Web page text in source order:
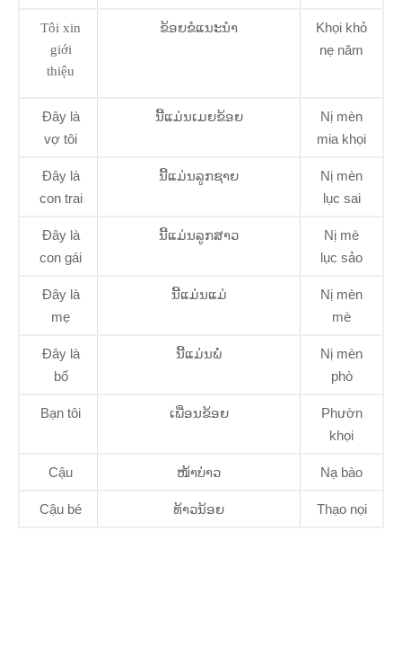
Tôi xin
giới
thiệu
ຂ້ອຍຂໍແນະນຳ
Khọi khỏ
nẹ năm
Đây là
vợ tôi
ນີ້ແມ່ນເມຍຂ້ອຍ
Nị mèn
mia khọi
Đây là
con trai
ນີ້ແມ່ນລູກຊາຍ
Nị mèn
lục sai
Đây là
con gái
ນີ້ແມ່ນລູກສາວ
Nị mè
lục sảo
Đây là
mẹ
ນີ້ແມ່ນແມ່
Nị mèn
mè
Đây là
bố
ນີ້ແມ່ນພໍ່
Nị mèn
phò
Bạn tôi ເພື່ອນຂ້ອຍ
Phườn
khọi
Cậu ໜ້າບ່າວ Nạ bào
Cậu bé ທ້າວນ້ອຍ Thạo nọi